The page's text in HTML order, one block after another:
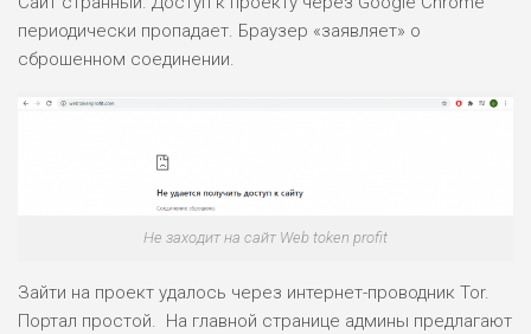
периодически пропадает. Браузер «заявляет» о
сброшенном соединении.
Не заходит на сайт Web token profit
Зайти на проект удалось через интернет-проводник Tor.
Портал простой. На главной странице админы предлагают